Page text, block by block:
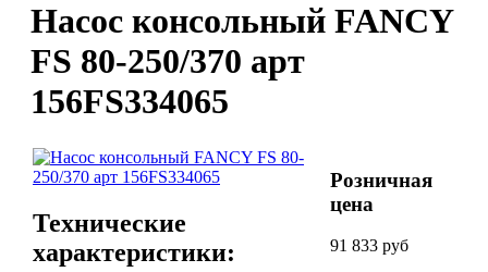
Насос консольный FANCY
FS 80-250/370 арт
156FS334065
Технические
характеристики:
Розничная
цена
91 833 руб